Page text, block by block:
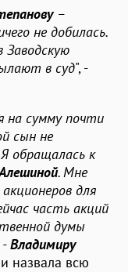
–
не добилась.
в суд", -
на сумму почти
сын не
обращалась к
. Мне
для
часть акций
думы
Владимиру
назвала всю